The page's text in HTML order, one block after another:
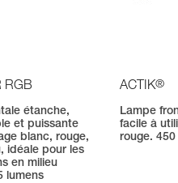
RGB
étanche,
et puissante
blanc, rouge,
idéale pour les
en milieu
lumens
ACTIK®
Lampe
facile à
rouge. 450